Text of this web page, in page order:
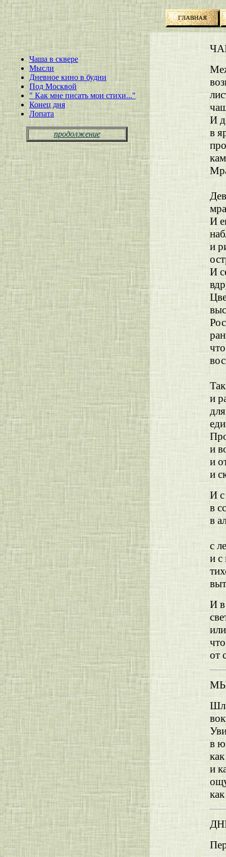
Чаша в сквере
Мысли
Дневное кино в будни
Под Москвой
" Как мне писать мои стихи..."
Конец дня
Лопата
продолжение
И
в
И
и
И
и
и
и
и
И с
в
в
с
и с
И в
от
в
и